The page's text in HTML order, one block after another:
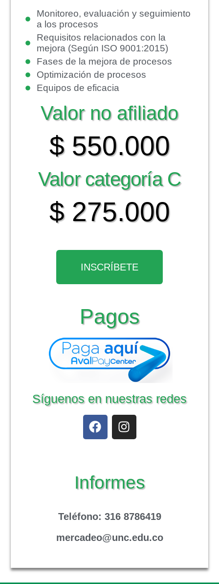
Monitoreo, evaluación y seguimiento
a los procesos
Requisitos relacionados con la
mejora (Según ISO 9001:2015)
Fases de la mejora de procesos
Optimización de procesos
Equipos de eficacia
Valor no afiliado
$ 550.000
Valor categoría C
$ 275.000
INSCRÍBETE
Pagos
Síguenos en nuestras redes
Informes
Teléfono: 316 8786419
mercadeo@unc.edu.co